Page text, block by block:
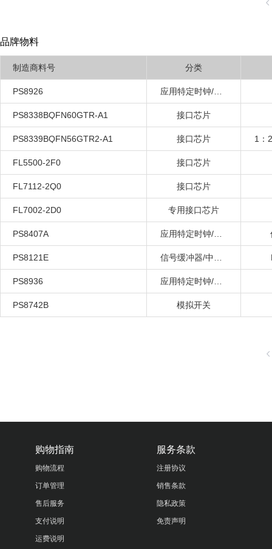
品牌物料
制造商料号 分类
PS8926
PS8338BQFN60GTR-A1 接口芯片
PS8339BQFN56GTR2-A1 接口芯片
FL5500-2F0 接口芯片
FL7112-2Q0 接口芯片
FL7002-2D0 专用接口芯片
PS8407A
PS8121E
PS8936
PS8742B 模拟开关
购物指南
购物流程
订单管理
售后服务
支付说明
运费说明
服务条款
注册协议
销售条款
隐私政策
免责声明